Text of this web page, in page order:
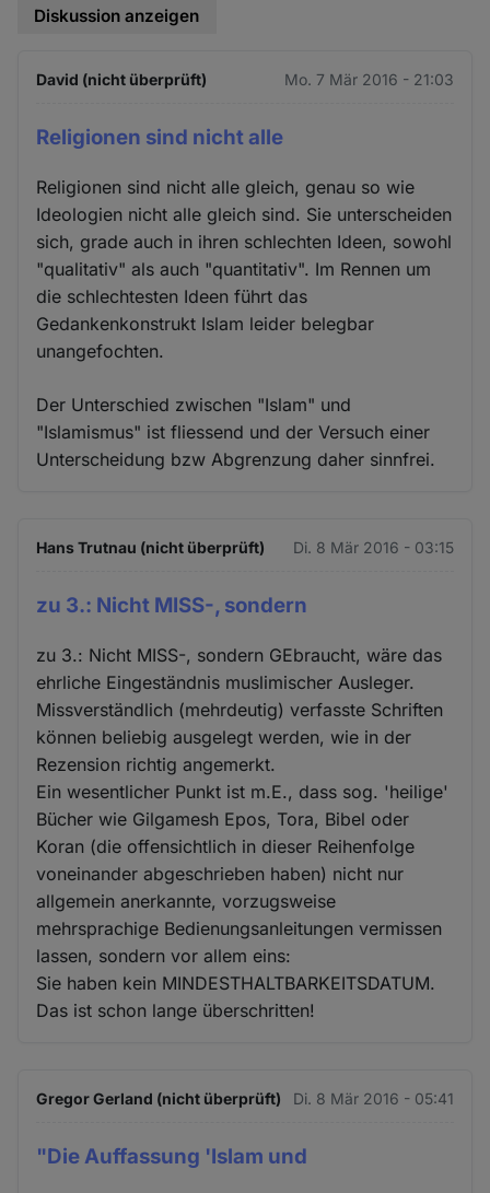
Diskussion anzeigen
David (nicht überprüft) Mo. 7 Mär 2016 - 21:03
Religionen sind nicht alle
Religionen sind nicht alle gleich, genau so wie
Ideologien nicht alle gleich sind. Sie unterscheiden
sich, grade auch in ihren schlechten Ideen, sowohl
"qualitativ" als auch "quantitativ". Im Rennen um
die schlechtesten Ideen führt das
Gedankenkonstrukt Islam leider belegbar
unangefochten.
Der Unterschied zwischen "Islam" und
"Islamismus" ist fliessend und der Versuch einer
Unterscheidung bzw Abgrenzung daher sinnfrei.
Hans Trutnau (nicht überprüft) Di. 8 Mär 2016 - 03:15
zu 3.: Nicht MISS-, sondern
zu 3.: Nicht MISS-, sondern GEbraucht, wäre das
ehrliche Eingeständnis muslimischer Ausleger.
Missverständlich (mehrdeutig) verfasste Schriften
können beliebig ausgelegt werden, wie in der
Rezension richtig angemerkt.
Ein wesentlicher Punkt ist m.E., dass sog. 'heilige'
Bücher wie Gilgamesh Epos, Tora, Bibel oder
Koran (die offensichtlich in dieser Reihenfolge
voneinander abgeschrieben haben) nicht nur
allgemein anerkannte, vorzugsweise
mehrsprachige Bedienungsanleitungen vermissen
lassen, sondern vor allem eins:
Sie haben kein MINDESTHALTBARKEITSDATUM.
Das ist schon lange überschritten!
Gregor Gerland (nicht überprüft) Di. 8 Mär 2016 - 05:41
"Die Auffassung 'Islam und